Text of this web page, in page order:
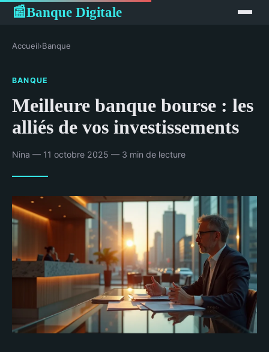
📰Banque Digitale
Accueil›Banque
BANQUE
Meilleure banque bourse : les
alliés de vos investissements
Nina — 11 octobre 2025 — 3 min de lecture